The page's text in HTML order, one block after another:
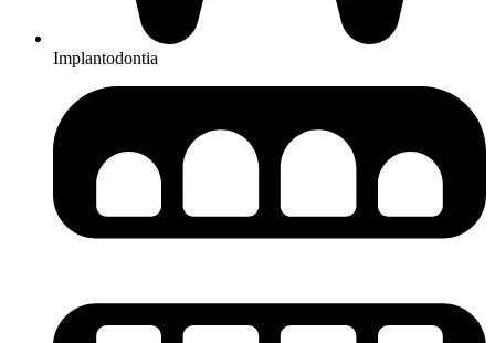
Implantodontia